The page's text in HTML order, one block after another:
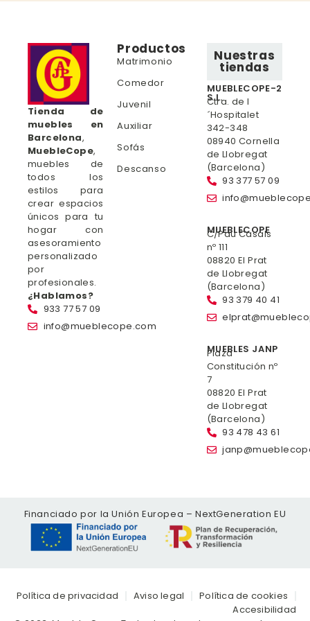
Tienda de
muebles en
Barcelona,
MuebleCope,
muebles de
todos los
estilos para
crear espacios
únicos para tu
hogar con
asesoramiento
personalizado
por
profesionales.
¿Hablamos?
933 77 57 09
info@mueblecope.com
Productos
Matrimonio
Comedor
Juvenil
Auxiliar
Sofás
Descanso
Nuestras
tiendas
MUEBLECOPE-2
S.L.
Ctra. de l
´Hospitalet
342-348
08940 Cornella
de Llobregat
(Barcelona)
93 377 57 09
MUEBLECOPE
C/Pau Casals
nº 111
08820 El Prat
de Llobregat
(Barcelona)
93 379 40 41
MUEBLES JANP
Plaza
Constitución nº
7
08820 El Prat
de Llobregat
(Barcelona)
93 478 43 61
Financiado por la Unión Europea – NextGeneration EU
Política de privacidad Aviso legal
Política de cookies
Accesibilidad